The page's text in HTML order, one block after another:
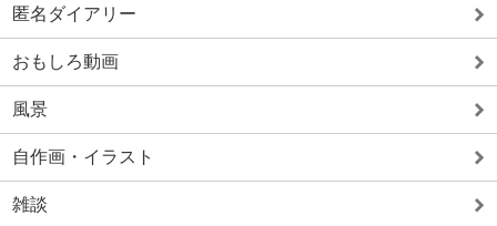
匿名ダイアリー
おもしろ動画
風景
自作画・イラスト
雑談